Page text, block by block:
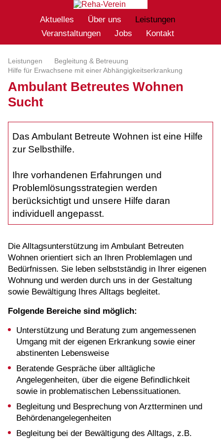
Aktuelles Über uns
Leistungen
Veranstaltungen
Jobs Kontakt
Leistungen
Begleitung & Betreuung
Hilfe für Erwachsene mit einer Abhängigkeitserkrankung
Ambulant Betreutes Wohnen
Sucht
Das Ambulant Betreute Wohnen ist eine Hilfe
zur Selbsthilfe.
Ihre vorhandenen Erfahrungen und
Problemlösungsstrategien werden
berücksichtigt und unsere Hilfe daran
individuell angepasst.
Die Alltagsunterstützung im Ambulant Betreuten
Wohnen orientiert sich an Ihren Problemlagen und
Bedürfnissen. Sie leben selbstständig in Ihrer eigenen
Wohnung und werden durch uns in der Gestaltung
sowie Bewältigung Ihres Alltags begleitet.
Folgende Bereiche sind möglich:
Unterstützung und Beratung zum angemessenen
Umgang mit der eigenen Erkrankung sowie einer
abstinenten Lebensweise
Beratende Gespräche über alltägliche
Angelegenheiten, über die eigene Befindlichkeit
sowie in problematischen Lebenssituationen.
Begleitung und Besprechung von Arztterminen und
Behördenangelegenheiten
Begleitung bei der Bewältigung des Alltags, z.B.